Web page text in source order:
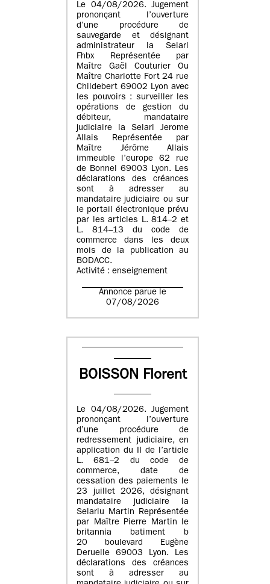
Le 04/08/2026. Jugement
prononçant l’ouverture
d’une procédure de
sauvegarde et désignant
administrateur la Selarl
Fhbx Représentée par
Maître Gaël Couturier Ou
Maître Charlotte Fort 24 rue
Childebert 69002 Lyon avec
les pouvoirs : surveiller les
opérations de gestion du
débiteur, mandataire
judiciaire la Selarl Jerome
Allais Représentée par
Maître Jérôme Allais
immeuble l’europe 62 rue
de Bonnel 69003 Lyon. Les
déclarations des créances
sont à adresser au
mandataire judiciaire ou sur
le portail électronique prévu
par les articles L. 814–2 et
L. 814–13 du code de
commerce dans les deux
mois de la publication au
BODACC.
Activité : enseignement
Annonce parue le
07/08/2026
BOISSON Florent
Le 04/08/2026. Jugement
prononçant l’ouverture
d’une procédure de
redressement judiciaire, en
application du II de l’article
L. 681–2 du code de
commerce, date de
cessation des paiements le
23 juillet 2026, désignant
mandataire judiciaire la
Selarlu Martin Représentée
par Maître Pierre Martin le
britannia batiment b
20 boulevard Eugène
Deruelle 69003 Lyon. Les
déclarations des créances
sont à adresser au